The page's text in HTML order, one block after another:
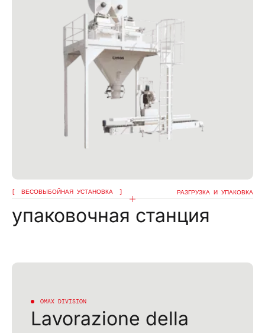
ВЕСОВЫБОЙНАЯ УСТАНОВКА РАЗГРУЗКА И УПАКОВКА
упаковочная станция
OMAX DIVISION
Lavorazione della